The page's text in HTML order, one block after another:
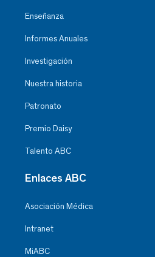
Enseñanza
Informes Anuales
Investigación
Nuestra historia
Patronato
Premio Daisy
Talento ABC
Enlaces ABC
Asociación Médica
Intranet
MiABC